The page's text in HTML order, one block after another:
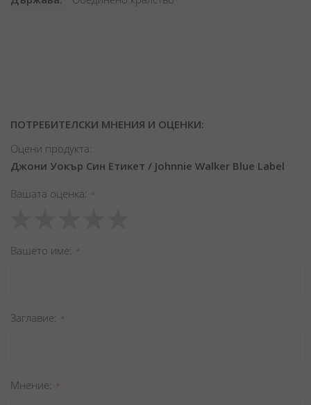
ПОТРЕБИТЕЛСКИ МНЕНИЯ И ОЦЕНКИ:
Оцени продукта:
Джони Уокър Син Етикет / Johnnie Walker Blue Label
Вашата оценка
star
stars
stars
stars
stars
Вашето име
Заглавиe
Мнение